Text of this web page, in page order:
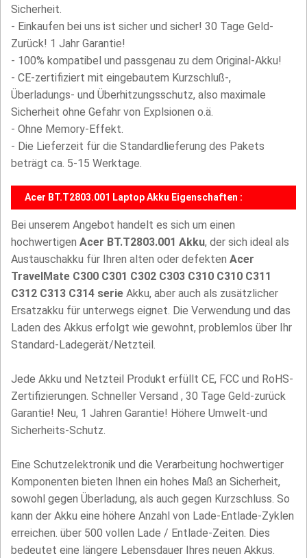
Sicherheit.
- Einkaufen bei uns ist sicher und sicher! 30 Tage Geld-
Zurück! 1 Jahr Garantie!
- 100% kompatibel und passgenau zu dem Original-Akku!
- CE-zertifiziert mit eingebautem Kurzschluß-,
Überladungs- und Überhitzungsschutz, also maximale
Sicherheit ohne Gefahr von Explsionen o.ä.
- Ohne Memory-Effekt.
- Die Lieferzeit für die Standardlieferung des Pakets
beträgt ca. 5-15 Werktage.
Acer BT.T2803.001 Laptop Akku Eigenschaften :
Bei unserem Angebot handelt es sich um einen
hochwertigen Acer BT.T2803.001 Akku, der sich ideal als
Austauschakku für Ihren alten oder defekten Acer
TravelMate C300 C301 C302 C303 C310 C310 C311
C312 C313 C314 serie Akku, aber auch als zusätzlicher
Ersatzakku für unterwegs eignet. Die Verwendung und das
Laden des Akkus erfolgt wie gewohnt, problemlos über Ihr
Standard-Ladegerät/Netzteil.
Jede Akku und Netzteil Produkt erfüllt CE, FCC und RoHS-
Zertifizierungen. Schneller Versand , 30 Tage Geld-zurück
Garantie! Neu, 1 Jahren Garantie! Höhere Umwelt-und
Sicherheits-Schutz.
Eine Schutzelektronik und die Verarbeitung hochwertiger
Komponenten bieten Ihnen ein hohes Maß an Sicherheit,
sowohl gegen Überladung, als auch gegen Kurzschluss. So
kann der Akku eine höhere Anzahl von Lade-Entlade-Zyklen
erreichen. über 500 vollen Lade / Entlade-Zeiten. Dies
bedeutet eine längere Lebensdauer Ihres neuen Akkus.